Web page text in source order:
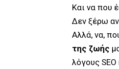
Και να που
Δεν ξέρω
Αλλά, να,
της ζωής
λόγους